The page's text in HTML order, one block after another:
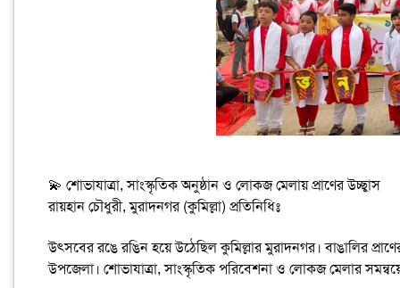
💫 শোভাযাত্রা, সাংস্কৃতিক অনুষ্ঠান ও লোকজ মেলায় প্রাণের উচ্ছ্বাস
রায়হান চৌধুরী, মুরাদনগর (কুমিল্লা) প্রতিনিধিঃ
উৎসবের রঙে রঙিন হয়ে উঠেছিল কুমিল্লার মুরাদনগর। বাঙালির
উপজেলা। শোভাযাত্রা, সাংস্কৃতিক পরিবেশনা ও লোকজ মেলার